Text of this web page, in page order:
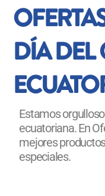
DÍA DEL
Estamos
ecuatoriana. En
mejores
especiales.